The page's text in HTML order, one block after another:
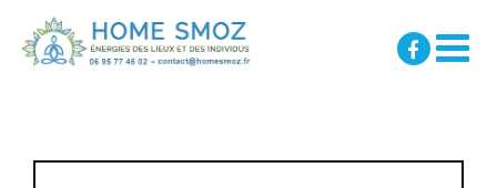
Passer
contenu